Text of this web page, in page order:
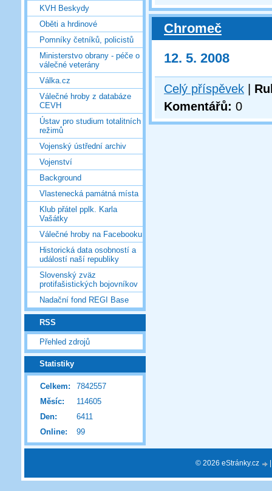
KVH Beskydy
Oběti a hrdinové
Pomníky četníků, policistů
Ministerstvo obrany - péče o
válečné veterány
Válka.cz
Válečné hroby z databáze
CEVH
Ústav pro studium totalitních
režimů
Vojenský ústřední archiv
Vojenství
Background
Vlastenecká památná místa
Klub přátel pplk. Karla
Vašátky
Válečné hroby na Facebooku
Historická data osobností a
událostí naší republiky
Slovenský zväz
protifašistických bojovníkov
Nadační fond REGI Base
RSS
Přehled zdrojů
Statistiky
Online: 99
Celkem:
7842557
Měsíc:
114605
Den:
6411
Chromeč
12. 5. 2008
Celý příspěvek
Komentářů: 0
© 2026 eStránky.cz